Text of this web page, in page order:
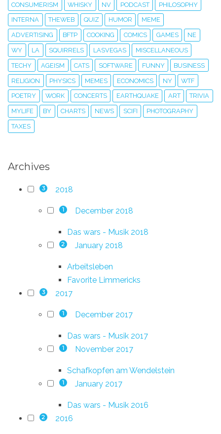
CONSUMERISM WHISKY NV PODCAST PHILOSOPHY
INTERNA THEWEB QUIZ HUMOR MEME
ADVERTISING BFTP COOKING COMICS GAMES NE
WY LA SQUIRRELS LASVEGAS MISCELLANEOUS
TECHY AGEISM CATS SOFTWARE FUNNY BUSINESS
RELIGION PHYSICS MEMES ECONOMICS NY WTF
POETRY WORK CONCERTS EARTHQUAKE ART TRIVIA
MYLIFE BY CHARTS NEWS SCIFI PHOTOGRAPHY
TAXES
Archives
3 2018
1 December 2018
Das wars - Musik 2018
2 January 2018
Arbeitsleben
Favorite Limmericks
3 2017
1 December 2017
Das wars - Musik 2017
1 November 2017
Schafkopfen am Wendelstein
1 January 2017
Das wars - Musik 2016
2 2016